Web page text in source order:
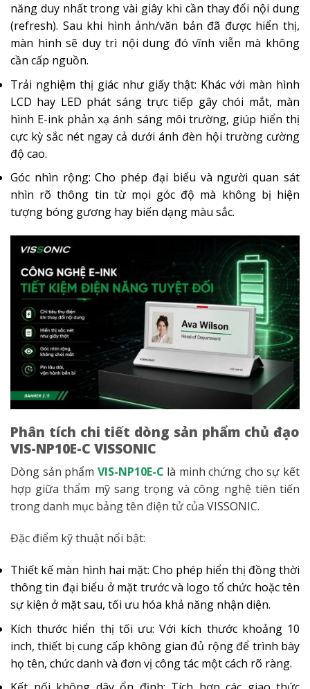
năng duy nhất trong vài giây khi cần thay đổi nội dung
(refresh). Sau khi hình ảnh/văn bản đã được hiển thị,
màn hình sẽ duy trì nội dung đó vĩnh viễn mà không
cần cấp nguồn.
Trải nghiệm thị giác như giấy thật: Khác với màn hình
LCD hay LED phát sáng trực tiếp gây chói mắt, màn
hình E-ink phản xạ ánh sáng môi trường, giúp hiển thị
cực kỳ sắc nét ngay cả dưới ánh đèn hội trường cường
độ cao.
Góc nhìn rộng: Cho phép đại biểu và người quan sát
nhìn rõ thông tin từ mọi góc độ mà không bị hiện
tượng bóng gương hay biến dạng màu sắc.
Phân tích chi tiết dòng sản phẩm chủ đạo
VIS-NP10E-C VISSONIC
Dòng sản phẩm VIS-NP10E-C là minh chứng cho sự kết
hợp giữa thẩm mỹ sang trọng và công nghệ tiên tiến
trong danh mục bảng tên điện tử của VISSONIC.
Đặc điểm kỹ thuật nổi bật:
Thiết kế màn hình hai mặt: Cho phép hiển thị đồng thời
thông tin đại biểu ở mặt trước và logo tổ chức hoặc tên
sự kiện ở mặt sau, tối ưu hóa khả năng nhận diện.
Kích thước hiển thị tối ưu: Với kích thước khoảng 10
inch, thiết bị cung cấp không gian đủ rộng để trình bày
họ tên, chức danh và đơn vị công tác một cách rõ ràng.